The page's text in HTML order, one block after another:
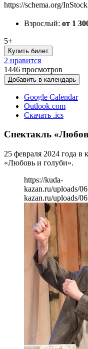
https://schema.org/InStock
Взрослый: от 1
5+
Купить билет
2 нравится
1446 просмотров
Добавить в календарь
Google Calendar
Outlook.com
Скачать .ics
Спектакль
25 февраля 2024 года в
«Любовь и голуби».
https://kuda-
kazan.ru/uploads/
kazan.ru/uploads/